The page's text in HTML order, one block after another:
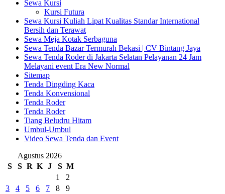
Sewa Kursi
Kursi Futura
Sewa Kursi Kuliah Lipat Kualitas Standar International
Bersih dan Terawat
Sewa Meja Kotak Serbaguna
Sewa Tenda Bazar Termurah Bekasi | CV Bintang Jaya
Sewa Tenda Roder di Jakarta Selatan Pelayanan 24 Jam
Melayani event Era New Normal
Sitemap
Tenda Dingding Kaca
Tenda Konvensional
Tenda Roder
Tenda Roder
Tiang Beludru Hitam
Umbul-Umbul
Video Sewa Tenda dan Event
Agustus 2026
S
S R K J S M
1
2
3
4 5 6 7 8
9